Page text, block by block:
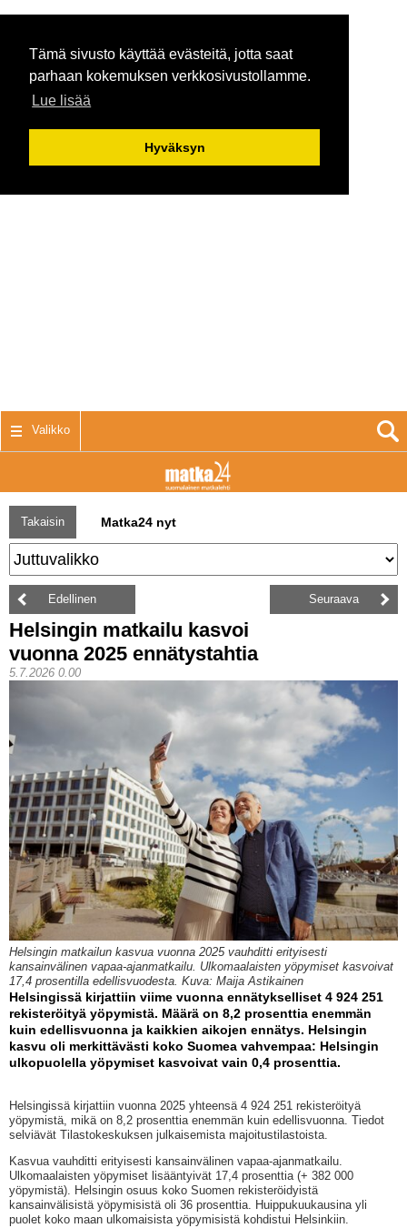
Tämä sivusto käyttää evästeitä, jotta saat
parhaan kokemuksen verkkosivustollamme.
Lue lisää
Hyväksyn
Valikko
Kirjaudu sisään
Takaisin Matka24 nyt
Edellinen Seuraava
Helsingin matkailu kasvoi
vuonna 2025 ennätystahtia
5.7.2026 0.00
Helsingin matkailun kasvua vuonna 2025 vauhditti erityisesti
kansainvälinen vapaa-ajanmatkailu. Ulkomaalaisten yöpymiset kasvoivat
17,4 prosentilla edellisvuodesta. Kuva: Maija Astikainen
Helsingissä kirjattiin viime vuonna ennätykselliset 4 924 251
rekisteröityä yöpymistä. Määrä on 8,2 prosenttia enemmän
kuin edellisvuonna ja kaikkien aikojen ennätys. Helsingin
kasvu oli merkittävästi koko Suomea vahvempaa: Helsingin
ulkopuolella yöpymiset kasvoivat vain 0,4 prosenttia.
Helsingissä kirjattiin vuonna 2025 yhteensä 4 924 251 rekisteröityä
yöpymistä, mikä on 8,2 prosenttia enemmän kuin edellisvuonna. Tiedot
selviävät Tilastokeskuksen julkaisemista majoitustilastoista.
Kasvua vauhditti erityisesti kansainvälinen vapaa-ajanmatkailu.
Ulkomaalaisten yöpymiset lisääntyivät 17,4 prosenttia (+ 382 000
yöpymistä). Helsingin osuus koko Suomen rekisteröidyistä
kansainvälisistä yöpymisistä oli 36 prosenttia. Huippukuukausina yli
puolet koko maan ulkomaisista yöpymisistä kohdistui Helsinkiin.